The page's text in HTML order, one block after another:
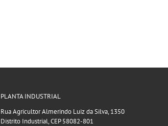
PLANTA INDUSTRIAL
Rua Agricultor Almerindo Luiz da Silva, 1350
Distrito Industrial, CEP 58082-801